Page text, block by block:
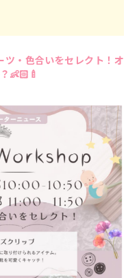
ツ・色合いをセレクト！オ
👶🏻🍼